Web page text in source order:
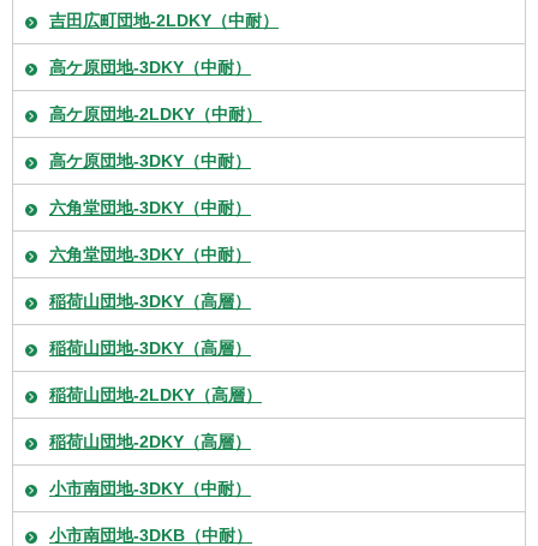
吉田広町団地-2LDKY（中耐）
高ケ原団地-3DKY（中耐）
高ケ原団地-2LDKY（中耐）
高ケ原団地-3DKY（中耐）
六角堂団地-3DKY（中耐）
六角堂団地-3DKY（中耐）
稲荷山団地-3DKY（高層）
稲荷山団地-3DKY（高層）
稲荷山団地-2LDKY（高層）
稲荷山団地-2DKY（高層）
小市南団地-3DKY（中耐）
小市南団地-3DKB（中耐）